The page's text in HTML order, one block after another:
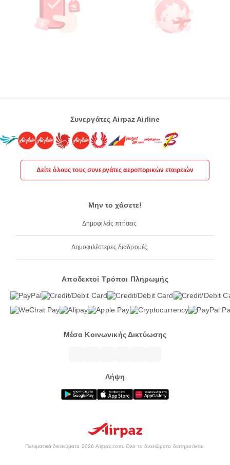
Συνεργάτες Airpaz Airline
Δείτε όλους τους συνεργάτες αεροπορικών εταιρειών
Μην το χάσετε!
Δημοφιλείς πτήσεις
Δημοφιλέστερες διαδρομές
Αποδεκτοί Τρόποι Πληρωμής
Μέσα Κοινωνικής Δικτύωσης
Λήψη
Πνευματικά δικαιώματα 2026 Airpaz.com. Ολα τα δικαιώματα διατηρούνται.